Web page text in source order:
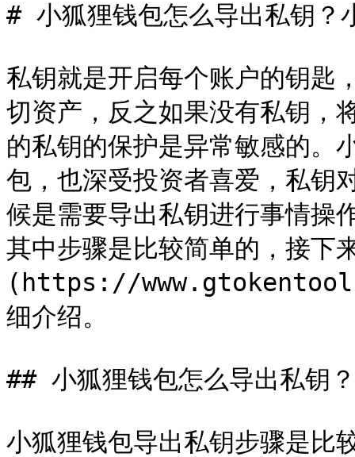
# 小狐狸钱包怎么导出私钥？
私钥就是开启每个账户的钥匙
切资产，反之如果没有私钥，
的私钥的保护是异常敏感的。
包，也深受投资者喜爱，私钥
候是需要导出私钥进行事情操
其中步骤是比较简单的，接
(https://
细介绍。
## 小狐狸钱包怎么导出私钥？
小狐狸钱包导出私钥步骤是比